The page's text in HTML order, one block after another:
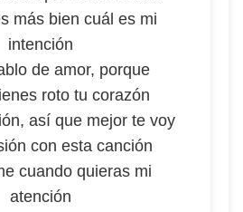
más bien cuál es mi
intención
de amor, porque
roto tu corazón
así que mejor te voy
con esta canción
cuando quieras mi
atención